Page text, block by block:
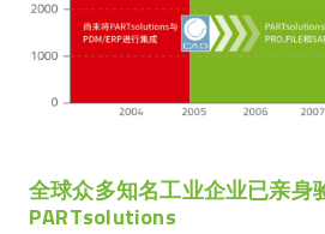
全球众多知名工业企业已亲身
PARTsolutions